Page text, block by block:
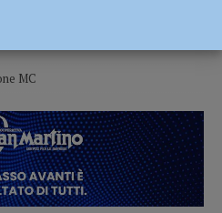
MC